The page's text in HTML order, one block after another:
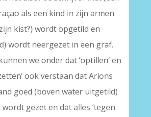
als een kind in zijn armen
kist?) wordt opgetild en
wordt neergezet in een graf.
we onder dat ‘optillen’ en
ook verstaan dat Arions
goed (boven water uitgetild)
gezet en dat alles ‘tegen